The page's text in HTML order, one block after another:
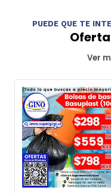
PUEDE QUE TE
Ver